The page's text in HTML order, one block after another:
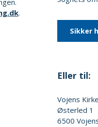
.
Sikker
Eller til:
Vojens Kirke
Østerled 1
6500